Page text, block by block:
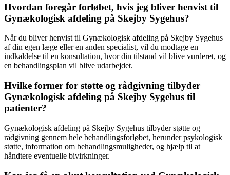
Hvordan foregår forløbet, hvis jeg bliver henvist til
Gynækologisk afdeling på Skejby Sygehus?
Når du bliver henvist til Gynækologisk afdeling på Skejby Sygehus
af din egen læge eller en anden specialist, vil du modtage en
indkaldelse til en konsultation, hvor din tilstand vil blive vurderet, og
en behandlingsplan vil blive udarbejdet.
Hvilke former for støtte og rådgivning tilbyder
Gynækologisk afdeling på Skejby Sygehus til
patienter?
Gynækologisk afdeling på Skejby Sygehus tilbyder støtte og
rådgivning gennem hele behandlingsforløbet, herunder psykologisk
støtte, information om behandlingsmuligheder, og hjælp til at
håndtere eventuelle bivirkninger.